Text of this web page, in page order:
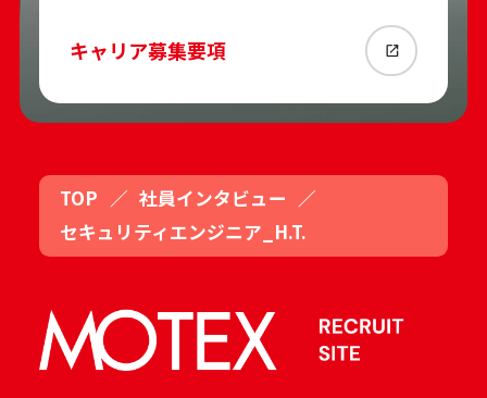
キャリア募集要項
TOP ／ 社員インタビュー ／
セキュリティエンジニア_H.T.